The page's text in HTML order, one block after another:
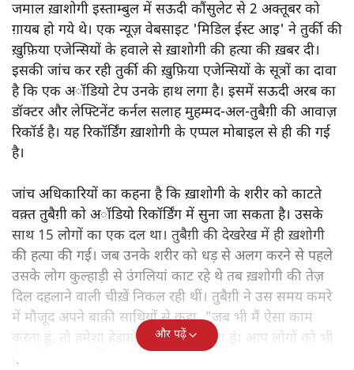
जमाल ख़ाशोगी इस्ताम्बुल में सऊदी कौंसुलेट से 2 अक्तूबर को
ग़ायब हो गये थे। एक न्यूज़ वेबसाइट 'मिडिल ईस्ट आइ' ने तुर्की की
ख़ुफ़िया एजेन्सियों के हवाले से ख़ाशोगी की हत्या की ख़बर दी।
इसकी जांच कर रही तुर्की की ख़ुफ़िया एजेन्सियों के सूत्रों का दावा
है कि एक अॉडियो टेप उनके हाथ लगा है। इसमें सऊदी अरब का
डॉक्टर और लेफ्टिनेंट कर्नल सलाह मुहम्मद-अल-तुबैग़ी की आवाज़
रिकॉर्ड है। यह रिकॉर्डिंग ख़ाशोगी के एप्पल मोबाइल से ही की गई
है।
जांच अधिकारियों का कहना है कि ख़ाशोगी के शरीर को काटते
वक़्त तुबैग़ी काे अॉडियो रिकॉर्डिंग में सुना जा सकता है। उसके
साथ 15 लोगों का एक दल था। तुबैग़ी की देखरेख में ही ख़शोगी
की हत्या की गई। जब उनके शरीर को धड़ से अलग करने से पहले
उसके लोग कुल्हाड़ी से उंगलियां काट रहे थे तब ख़शोगी की तेज़
दिल दहलाने वाली चीख़ें निकल रही थीं। तुबैग़ी ने उस समय कमरे
में मौजूद अपने बाक़ी साथियों से कहा, "जब भी मैं ऐसा काम
करता हूं, तो हमेशा हेडफ़ोन से संगीत सुनता हूं। आप लोगों को भी
ऐसा ही करना चाहिए।"
और पढ़ें